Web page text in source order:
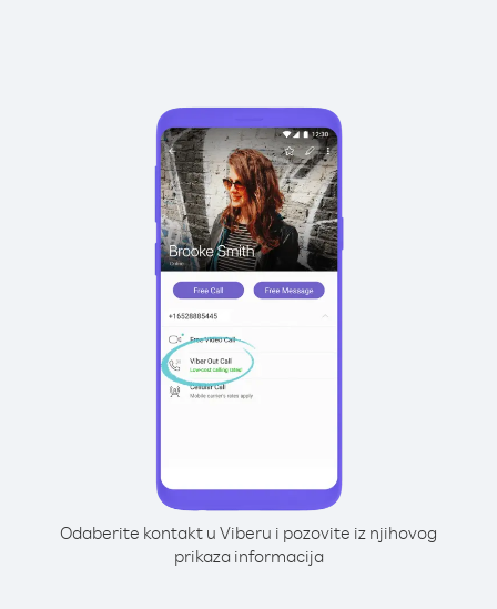
Odaberite kontakt u Viberu i pozovite iz njihovog
prikaza informacija